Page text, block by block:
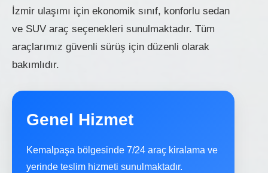
İzmir ulaşımı için ekonomik sınıf, konforlu sedan
ve SUV araç seçenekleri sunulmaktadır. Tüm
araçlarımız güvenli sürüş için düzenli olarak
bakımlıdır.
Genel Hizmet
Kemalpaşa bölgesinde 7/24 araç kiralama ve
yerinde teslim hizmeti sunulmaktadır.